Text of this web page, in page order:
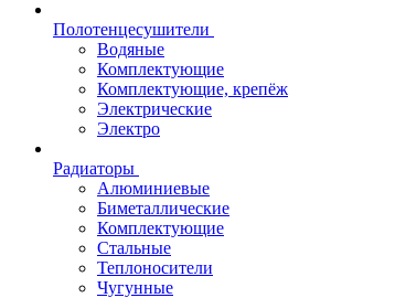
Полотенцесушители
Водяные
Комплектующие
Комплектующие, крепёж
Электрические
Электро
Радиаторы
Алюминиевые
Биметаллические
Комплектующие
Стальные
Теплоносители
Чугунные